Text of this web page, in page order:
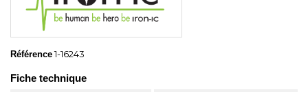
Référence 1-16243
Fiche technique